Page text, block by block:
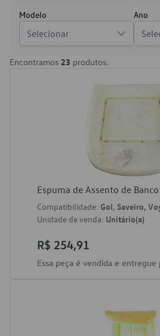
Modelo
Selecionar
Ano
Encontramos 23 produtos.
Espuma de Assento de
Compatibilidade: Gol, Saveiro,
Unidade de venda: Unitário(a)
R$ 254,91
Essa peça é vendida e entregue